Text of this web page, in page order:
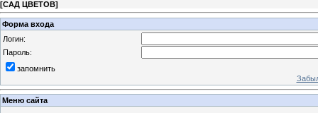
[САД ЦВЕТОВ]
Форма входа
Логин:
Пароль:
запомнить
Меню сайта